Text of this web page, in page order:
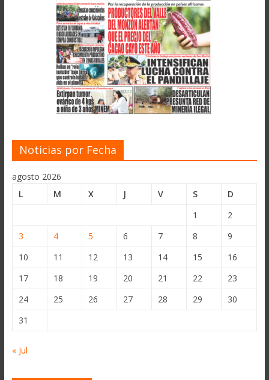
Noticias por Fecha
agosto 2026
L
M X J V S
D
1
2
3
4 5 6 7 8
9
10
11 12 13 14 15
16
17
18 19 20 21 22
23
24
25 26 27 28 29
30
31
« Jul